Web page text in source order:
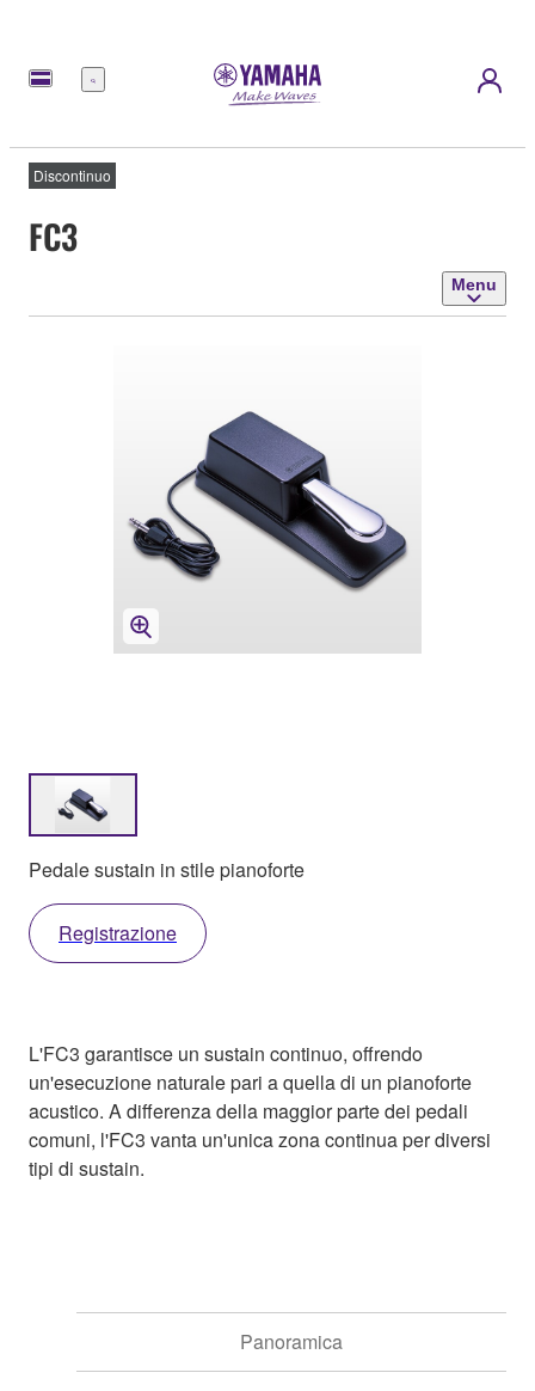
Menu
Discontinuo
FC3
Menu
Pedale sustain in stile pianoforte
Registrazione
L'FC3 garantisce un sustain continuo, offrendo
un'esecuzione naturale pari a quella di un pianoforte
acustico. A differenza della maggior parte dei pedali
comuni, l'FC3 vanta un'unica zona continua per diversi
tipi di sustain.
Panoramica